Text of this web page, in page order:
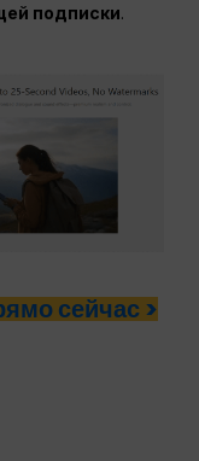
подписки.
сейчас >